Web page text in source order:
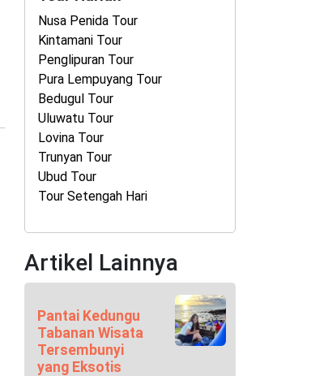
Nusa Penida Tour
Kintamani Tour
Penglipuran Tour
Pura Lempuyang Tour
Bedugul Tour
Uluwatu Tour
Lovina Tour
Trunyan Tour
Ubud Tour
Tour Setengah Hari
Artikel Lainnya
Pantai Kedungu
Tabanan Wisata
Tersembunyi
yang Eksotis